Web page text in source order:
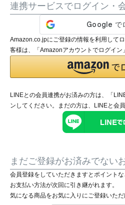
連携サービスでログイン・
Amazon.co.jpにご登録の情報を利用して
客様は、「Amazonアカウントでログイン
LINEとの会員連携がお済みの方は、「
ンしてください。まだの方は、 LINEと会
まだご登録がお済みでない
会員登録をしていただきますとポイントな
お支払い方法が次回に引き継がれます。
気になる商品をお気に入りにご登録いただ